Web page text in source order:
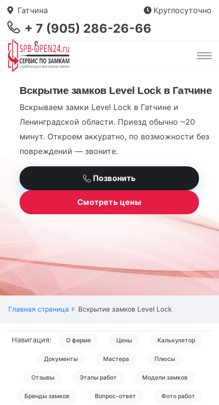
Гатчина Круглосуточно
+ 7 (905) 286-26-66
Вскрытие замков Level Lock в Гатчине
Вскрываем замки Level Lock в Гатчине и
Ленинградской области. Приезд обычно ~20
минут. Откроем аккуратно, по возможности без
повреждений — звоните.
Позвонить
Смотреть цены
Главная страница Вскрытие замков Level Lock
Навигация: О фирме Цены Калькулятор
Документы Мастера Плюсы
Отзывы Этапы работ Модели замков
Бренды замков Вопрос-ответ Фото работ